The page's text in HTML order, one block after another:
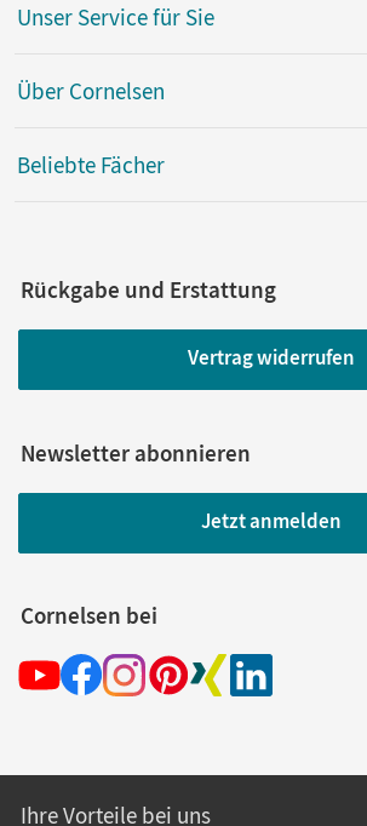
Unser Service für Sie
Über Cornelsen
Beliebte Fächer
Rückgabe und Erstattung
Vertrag widerrufen
Newsletter abonnieren
Jetzt anmelden
Cornelsen bei
Ihre Vorteile bei uns